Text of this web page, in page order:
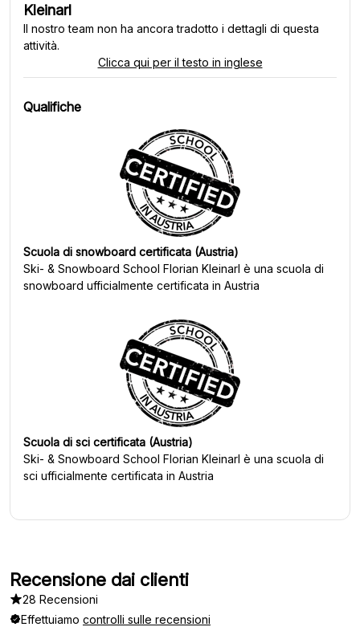
Kleinarl
Il nostro team non ha ancora tradotto i dettagli di questa
attività.
Clicca qui per il testo in inglese
Qualifiche
Scuola di snowboard certificata (Austria)
Ski- & Snowboard School Florian Kleinarl è una scuola di
snowboard ufficialmente certificata in Austria
Scuola di sci certificata (Austria)
Ski- & Snowboard School Florian Kleinarl è una scuola di
sci ufficialmente certificata in Austria
Recensione dai clienti
28 Recensioni
Effettuiamo controlli sulle recensioni